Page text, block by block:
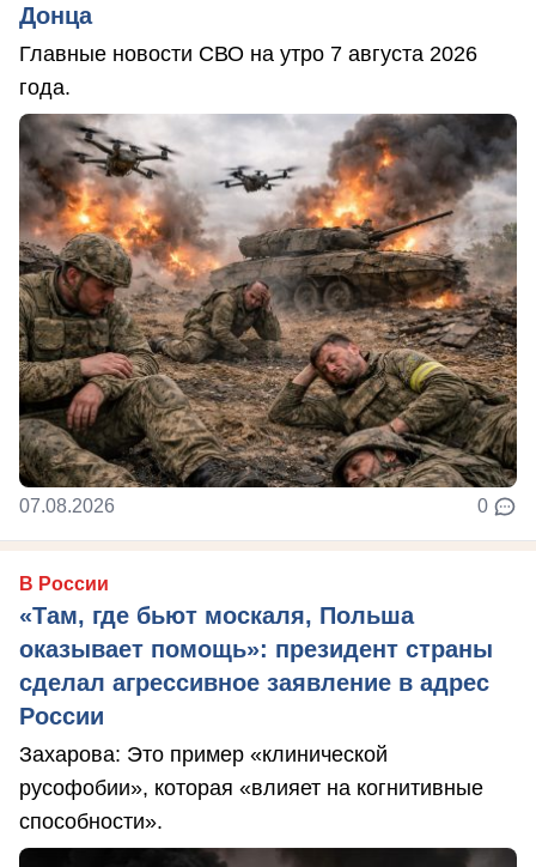
Донца
Главные новости СВО на утро 7 августа 2026
года.
07.08.2026 0
В России
«Там, где бьют москаля, Польша
оказывает помощь»: президент страны
сделал агрессивное заявление в адрес
России
Захарова: Это пример «клинической
русофобии», которая «влияет на когнитивные
способности».